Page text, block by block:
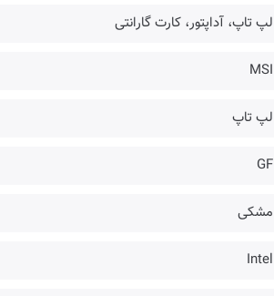
لپ تاپ، آداپتور، کارت گارانتی
MSI
لپ تاپ
GF
مشکی
Intel